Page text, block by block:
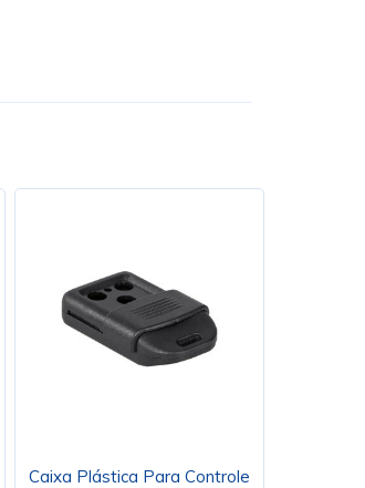
Caixa Plástica Para Controle